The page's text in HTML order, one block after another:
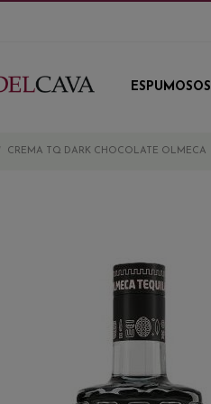
ESPUMOSOS
CREMA TQ DARK CHOCOLATE OLMECA